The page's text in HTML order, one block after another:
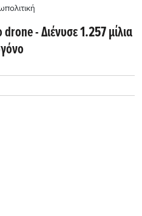
- Διένυσε 1.257 μίλια